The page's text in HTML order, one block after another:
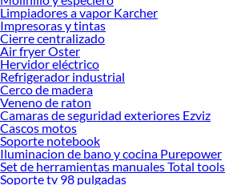
Limpiadores a vapor Karcher
Impresoras y tintas
Cierre centralizado
Air fryer Oster
Hervidor eléctrico
Refrigerador industrial
Cerco de madera
Veneno de raton
Camaras de seguridad exteriores Ezviz
Cascos motos
Soporte notebook
Iluminacion de bano y cocina Purepower
Set de herramientas manuales Total tools
Soporte tv 98 pulgadas